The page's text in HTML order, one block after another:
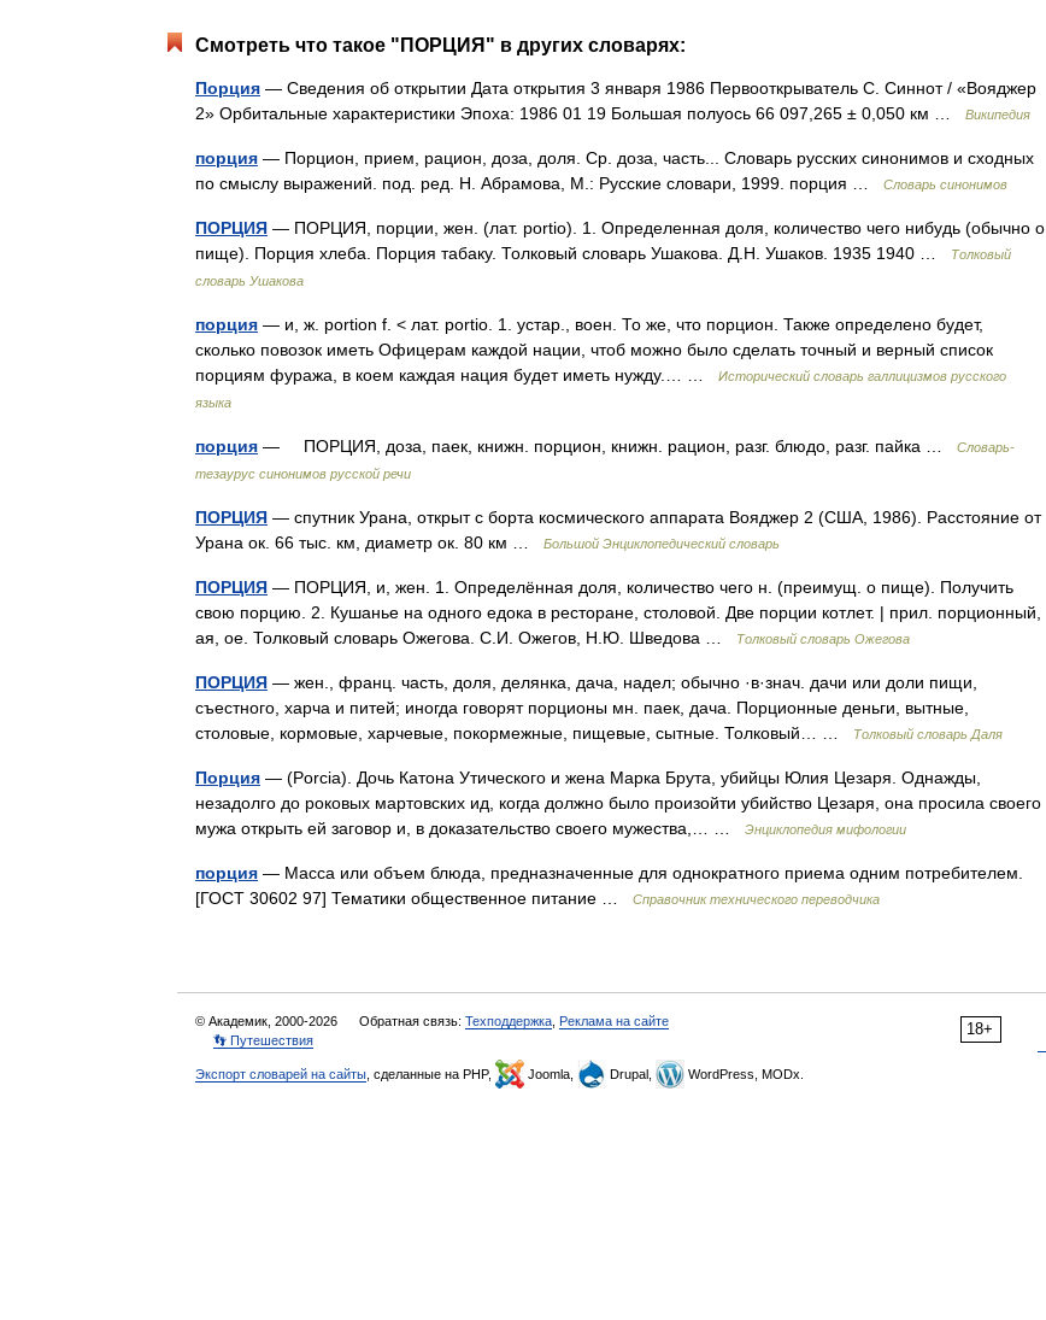
Смотреть что такое "ПОРЦИЯ" в других словарях:
Порция — Сведения об открытии Дата открытия 3 января 1986 Первооткрыватель С. Синнот / «Вояджер
2» Орбитальные характеристики Эпоха: 1986 01 19 Большая полуось 66 097,265 ± 0,050 км …
Википедия
порция — Порцион, прием, рацион, доза, доля. Ср. доза, часть... Словарь русских синонимов и сходных
по смыслу выражений. под. ред. Н. Абрамова, М.: Русские словари, 1999. порция …
Словарь синонимов
ПОРЦИЯ — ПОРЦИЯ, порции, жен. (лат. portio). 1. Определенная доля, количество чего нибудь (обычно о
пище). Порция хлеба. Порция табаку. Толковый словарь Ушакова. Д.Н. Ушаков. 1935 1940 …
Толковый
словарь Ушакова
порция — и, ж. portion f. < лат. portio. 1. устар., воен. То же, что порцион. Также определено будет,
сколько повозок иметь Офицерам каждой нации, чтоб можно было сделать точный и верный список
порциям фуража, в коем каждая нация будет иметь нужду.… …
Исторический словарь галлицизмов русского
языка
порция — ПОРЦИЯ, доза, паек, книжн. порцион, книжн. рацион, разг. блюдо, разг. пайка …
Словарь-
тезаурус синонимов русской речи
ПОРЦИЯ — спутник Урана, открыт с борта космического аппарата Вояджер 2 (США, 1986). Расстояние от
Урана ок. 66 тыс. км, диаметр ок. 80 км …
Большой Энциклопедический словарь
ПОРЦИЯ — ПОРЦИЯ, и, жен. 1. Определённая доля, количество чего н. (преимущ. о пище). Получить
свою порцию. 2. Кушанье на одного едока в ресторане, столовой. Две порции котлет. | прил. порционный,
ая, ое. Толковый словарь Ожегова. С.И. Ожегов, Н.Ю. Шведова …
Толковый словарь Ожегова
ПОРЦИЯ — жен., франц. часть, доля, делянка, дача, надел; обычно ·в·знач. дачи или доли пищи,
съестного, харча и питей; иногда говорят порционы мн. паек, дача. Порционные деньги, вытные,
столовые, кормовые, харчевые, покормежные, пищевые, сытные. Толковый… …
Толковый словарь Даля
Порция — (Porcia). Дочь Катона Утического и жена Марка Брута, убийцы Юлия Цезаря. Однажды,
незадолго до роковых мартовских ид, когда должно было произойти убийство Цезаря, она просила своего
мужа открыть ей заговор и, в доказательство своего мужества,… …
Энциклопедия мифологии
порция — Масса или объем блюда, предназначенные для однократного приема одним потребителем.
[ГОСТ 30602 97] Тематики общественное питание …
Справочник технического переводчика
18+
© Академик, 2000-2026 Обратная связь: Техподдержка Реклама на сайте
👣 Путешествия
Экспорт словарей на сайты , сделанные на PHP, Joomla, Drupal, WordPress, MODx.